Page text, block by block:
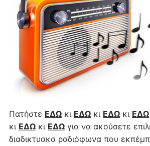
Πατήστε ΕΔΩκι ΕΔΩκι ΕΔΩκι ΕΔΩ
κι ΕΔΩκι ΕΔΩγια να ακούσετε
διαδικτυακα ραδιόφωνα που